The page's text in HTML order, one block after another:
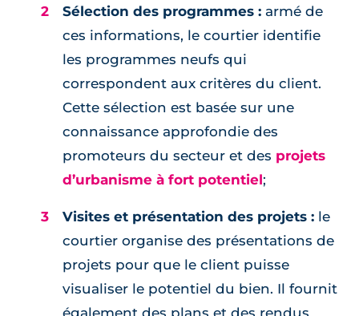
Sélection des programmes : armé de
ces informations, le courtier identifie
les programmes neufs qui
correspondent aux critères du client.
Cette sélection est basée sur une
connaissance approfondie des
promoteurs du secteur et des projets
d’urbanisme à fort potentiel;
Visites et présentation des projets : le
courtier organise des présentations de
projets pour que le client puisse
visualiser le potentiel du bien. Il fournit